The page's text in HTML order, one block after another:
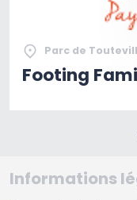
Parc de
Footing
Informations